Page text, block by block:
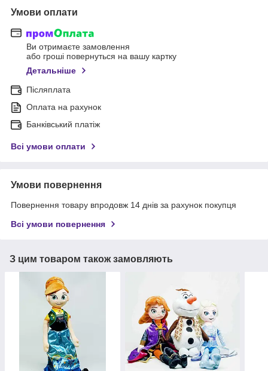
Умови оплати
Ви отримаєте замовлення
або гроші повернуться на вашу картку
Детальніше
Післяплата
Оплата на рахунок
Банківський платіж
Всі умови оплати
Умови повернення
Повернення товару впродовж 14 днів за рахунок покупця
Всі умови повернення
З цим товаром також замовляють